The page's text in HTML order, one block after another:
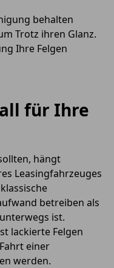
behalten
Trotz ihren Glanz.
Ihre Felgen
für Ihre
hängt
Leasingfahrzeuges
betreiben als
ist.
lackierte Felgen
einer
werden.